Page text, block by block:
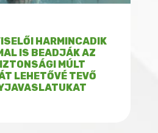
HARMINCADIK
IS BEADJÁK AZ
MÚLT
LEHETŐVÉ TEVŐ